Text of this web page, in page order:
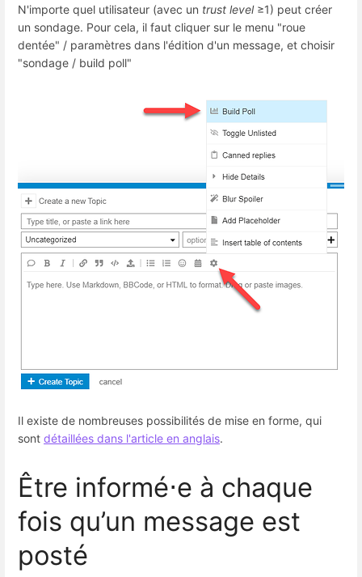
N'importe quel utilisateur (avec un trust level≥1) peut créer
un sondage. Pour cela, il faut cliquer sur le menu "roue
dentée" / paramètres dans l'édition d'un message, et choisir
"sondage / build poll"
Il existe de nombreuses possibilités de mise en forme, qui
sont détaillées dans l'article en anglais.
Être informé⋅e à chaque
fois qu’un message est
posté